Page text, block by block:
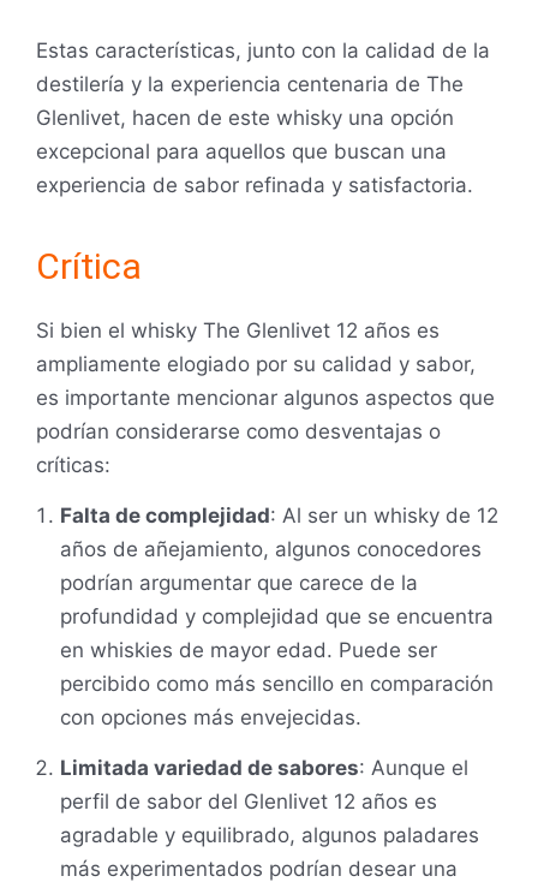
Estas características, junto con la calidad de la
destilería y la experiencia centenaria de The
Glenlivet, hacen de este whisky una opción
excepcional para aquellos que buscan una
experiencia de sabor refinada y satisfactoria.
Crítica
Si bien el whisky The Glenlivet 12 años es
ampliamente elogiado por su calidad y sabor,
es importante mencionar algunos aspectos que
podrían considerarse como desventajas o
críticas:
Falta de complejidad: Al ser un whisky de 12
años de añejamiento, algunos conocedores
podrían argumentar que carece de la
profundidad y complejidad que se encuentra
en whiskies de mayor edad. Puede ser
percibido como más sencillo en comparación
con opciones más envejecidas.
Limitada variedad de sabores: Aunque el
perfil de sabor del Glenlivet 12 años es
agradable y equilibrado, algunos paladares
más experimentados podrían desear una